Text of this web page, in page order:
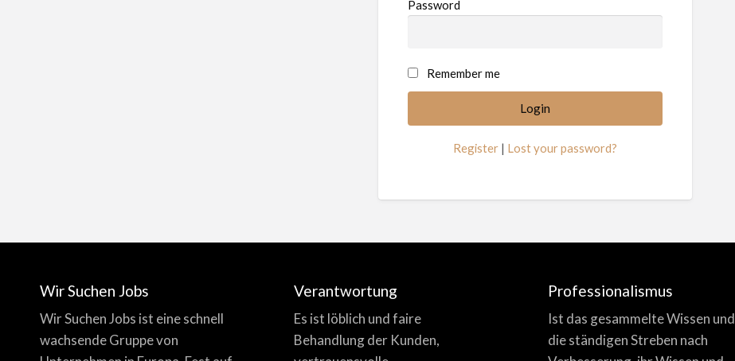
Password
Remember me
Register | Lost your password?
Wir Suchen Jobs
Wir Suchen Jobs ist eine schnell
wachsende Gruppe von
Verantwortung
Es ist löblich und faire
Behandlung der Kunden,
Professionalismus
Ist das gesammelte Wissen und
die ständigen Streben nach